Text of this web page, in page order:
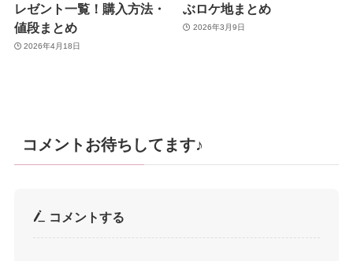
レゼント一覧！購入方法・
値段まとめ
2026年4月18日
ぶロケ地まとめ
2026年3月9日
コメントお待ちしてます♪
コメントする